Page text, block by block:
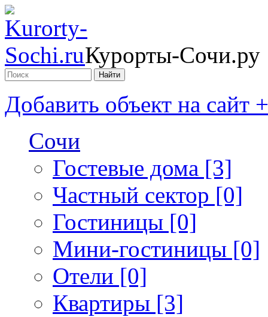
Курорты-Сочи.ру
Добавить объект на сайт +
Сочи
Гостевые дома [3]
Частный сектор [0]
Гостиницы [0]
Мини-гостиницы [0]
Отели [0]
Квартиры [3]